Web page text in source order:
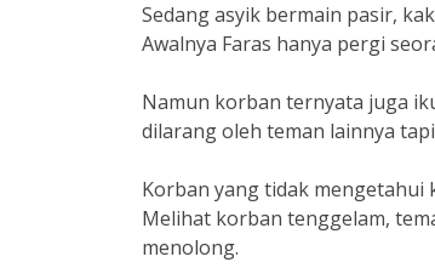
Sedang asyik bermain pasir,
Awalnya Faras hanya pergi
Namun korban ternyata juga
dilarang oleh teman lainnya
Korban yang tidak mengetahui
Melihat korban tenggelam,
menolong.